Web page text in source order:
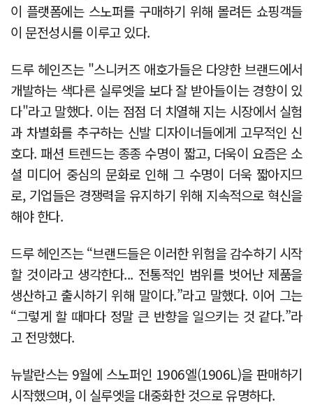
이 플랫폼에는 스노퍼를 구매하기 위해 몰려든 쇼핑객들
이 문전성시를 이루고 있다.
드루 헤인즈는 "스니커즈 애호가들은 다양한 브랜드에서
개발하는 색다른 실루엣을 보다 잘 받아들이는 경향이 있
다"라고 말했다. 이는 점점 더 치열해 지는 시장에서 실험
과 차별화를 추구하는 신발 디자이너들에게 고무적인 신
호다. 패션 트렌드는 종종 수명이 짧고, 더욱이 요즘은 소
셜 미디어 중심의 문화로 인해 그 수명이 더욱 짧아지므
로, 기업들은 경쟁력을 유지하기 위해 지속적으로 혁신을
해야 한다.
드루 헤인즈는 “브랜드들은 이러한 위험을 감수하기 시작
할 것이라고 생각한다... 전통적인 범위를 벗어난 제품을
생산하고 출시하기 위해 말이다.”라고 말했다. 이어 그는
“그렇게 할 때마다 정말 큰 반향을 일으키는 것 같다.”라
고 전망했다.
뉴발란스는 9월에 스노퍼인 1906엘(1906L)을 판매하기
시작했으며, 이 실루엣을 대중화한 것으로 유명하다.